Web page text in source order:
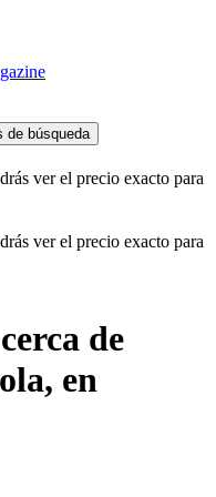
de búsqueda
ver el precio exacto para
ver el precio exacto para
de
en